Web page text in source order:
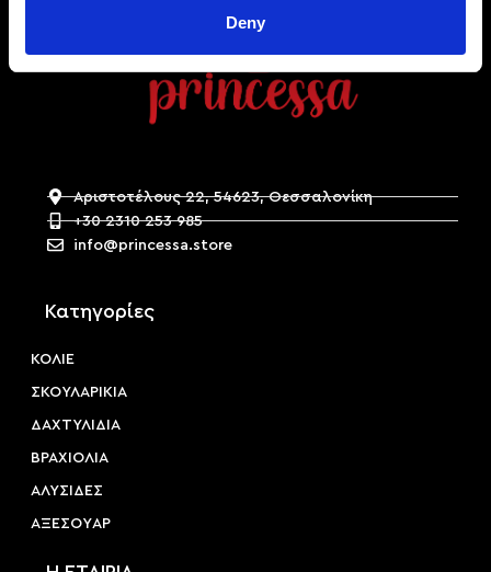
Deny
Αριστοτέλους 22, 54623, Θεσσαλονίκη
+30 2310 253 985
info@princessa.store
Κατηγορίες
ΚΟΛΙΕ
ΣΚΟΥΛΑΡΙΚΙΑ
ΔΑΧΤΥΛΙΔΙΑ
ΒΡΑΧΙΟΛΙΑ
ΑΛΥΣΙΔΕΣ
ΑΞΕΣΟΥAΡ